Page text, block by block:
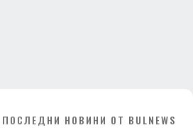
ПОСЛЕДНИ НОВИНИ ОТ BULNEWS